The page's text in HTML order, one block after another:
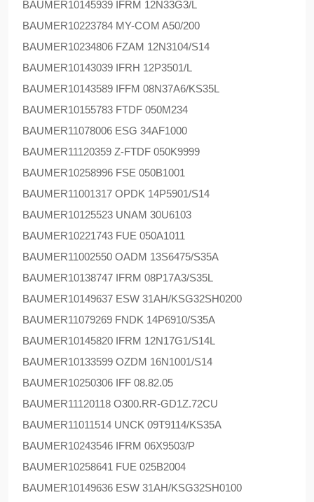
BAUMER10145939 IFRM 12N33G3/L
BAUMER10223784 MY-COM A50/200
BAUMER10234806 FZAM 12N3104/S14
BAUMER10143039 IFRH 12P3501/L
BAUMER10143589 IFFM 08N37A6/KS35L
BAUMER10155783 FTDF 050M234
BAUMER11078006 ESG 34AF1000
BAUMER11120359 Z-FTDF 050K9999
BAUMER10258996 FSE 050B1001
BAUMER11001317 OPDK 14P5901/S14
BAUMER10125523 UNAM 30U6103
BAUMER10221743 FUE 050A1011
BAUMER11002550 OADM 13S6475/S35A
BAUMER10138747 IFRM 08P17A3/S35L
BAUMER10149637 ESW 31AH/KSG32SH0200
BAUMER11079269 FNDK 14P6910/S35A
BAUMER10145820 IFRM 12N17G1/S14L
BAUMER10133599 OZDM 16N1001/S14
BAUMER10250306 IFF 08.82.05
BAUMER11120118 O300.RR-GD1Z.72CU
BAUMER11011514 UNCK 09T9114/KS35A
BAUMER10243546 IFRM 06X9503/P
BAUMER10258641 FUE 025B2004
BAUMER10149636 ESW 31AH/KSG32SH0100